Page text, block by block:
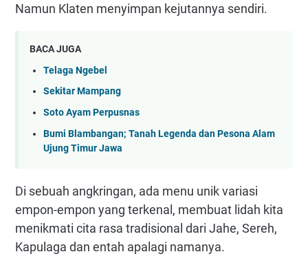
Namun Klaten menyimpan kejutannya sendiri.
BACA JUGA
Telaga Ngebel
Sekitar Mampang
Soto Ayam Perpusnas
Bumi Blambangan; Tanah Legenda dan Pesona Alam
Ujung Timur Jawa
Di sebuah angkringan, ada menu unik variasi
empon-empon yang terkenal, membuat lidah kita
menikmati cita rasa tradisional dari Jahe, Sereh,
Kapulaga dan entah apalagi namanya.